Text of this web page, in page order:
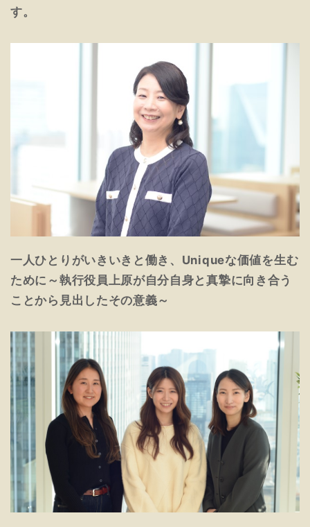
す。
一人ひとりがいきいきと働き、Uniqueな価値を生む
ために～執行役員上原が自分自身と真摯に向き合う
ことから見出したその意義～